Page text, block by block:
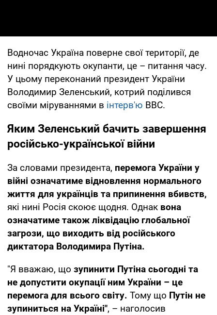
Водночас Україна поверне свої території, де
нині порядкують окупанти, це – питання часу.
У цьому переконаний президент України
Володимир Зеленський, котрий поділився
своїми міруваннями в інтерв'ю ВВС.
Яким Зеленський бачить завершення
російсько-української війни
За словами президента, перемога України у
війні означатиме відновлення нормального
життя для українців та припинення вбивств,
які нині Росія скоює щодня. Однак вона
означатиме також ліквідацію глобальної
загрози, що виходить від російського
диктатора Володимира Путіна.
"Я вважаю, що зупинити Путіна сьогодні та
не допустити окупації ним України – це
перемога для всього світу. Тому що Путін не
зупиниться на Україні", – наголосив